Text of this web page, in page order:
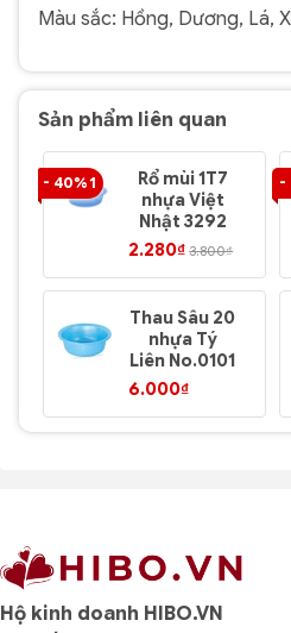
Màu sắc: Hồng, Dương, Lá,
Sản phẩm liên quan
- 40% 1
Rổ mùi 1T7
nhựa Việt
Nhật 3292
2.280₫ 3.800₫
-
Thau Sâu 20
nhựa Tý
Liên No.0101
6.000₫
Hộ kinh doanh HIBO.VN